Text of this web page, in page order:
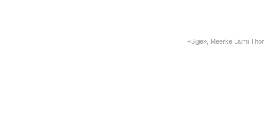
«Sijjie», Meerke Laimi